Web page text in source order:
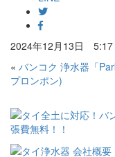
2024年12月13日 5:17
« バンコク 浄水器「
プロンポン)